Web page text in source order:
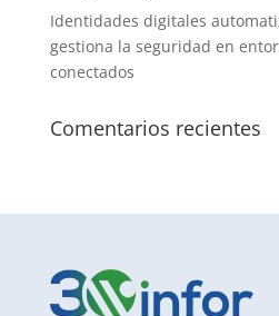
Identidades digitales
gestiona la seguridad en
conectados
Comentarios recientes